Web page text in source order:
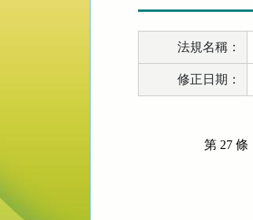
法規名稱：
修正日期：
第 27 條